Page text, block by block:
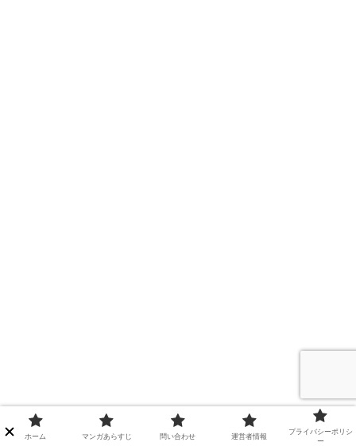
ホーム マンガあらすじ 問い合わせ 運営者情報
プライバシーポリシ
ー